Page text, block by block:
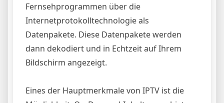
Fernsehprogrammen über die
Internetprotokolltechnologie als
Datenpakete. Diese Datenpakete werden
dann dekodiert und in Echtzeit auf Ihrem
Bildschirm angezeigt.
Eines der Hauptmerkmale von IPTV ist die